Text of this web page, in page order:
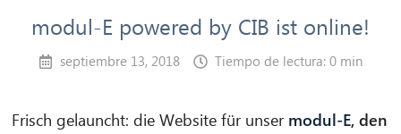
modul-E powered by CIB ist online!
septiembre 13, 2018 Tiempo de lectura: 0 min
Frisch gelauncht: die Website für unser modul-E, den